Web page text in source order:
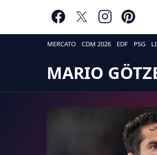
MERCATO CDM 2026 EDF PSG
MARIO